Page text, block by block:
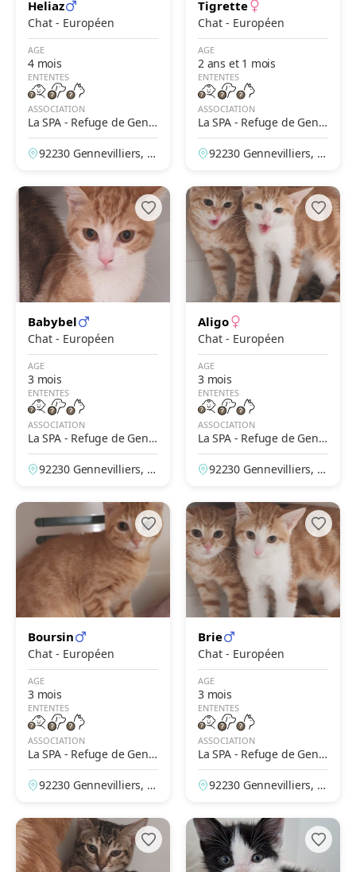
Heliaz
Chat - Européen
AGE
4 mois
ENTENTES
ASSOCIATION
La SPA - Refuge de Genn
evilliers – Grammont
92230 Gennevilliers, H
Tigrette
Chat - Européen
AGE
2 ans et 1 mois
ENTENTES
ASSOCIATION
La SPA - Refuge de Genn
evilliers – Grammont
92230 Gennevilliers, H
Babybel
Chat - Européen
AGE
3 mois
ENTENTES
ASSOCIATION
La SPA - Refuge de Genn
evilliers – Grammont
92230 Gennevilliers, H
Aligo
Chat - Européen
AGE
3 mois
ENTENTES
ASSOCIATION
La SPA - Refuge de Genn
evilliers – Grammont
92230 Gennevilliers, H
Boursin
Chat - Européen
AGE
3 mois
ENTENTES
ASSOCIATION
La SPA - Refuge de Genn
evilliers – Grammont
92230 Gennevilliers, H
Brie
Chat - Européen
AGE
3 mois
ENTENTES
ASSOCIATION
La SPA - Refuge de Genn
evilliers – Grammont
92230 Gennevilliers, H